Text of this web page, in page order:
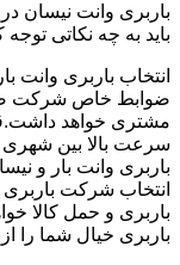
باربری وانت نیسان
باید به چه نکاتی توجه
انتخاب باربری وانت
ضوابط خاص شرکت
مشتری خواهد
سرعت بالا بین
باربری وانت بار و
انتخاب شرکت
باربری و حمل کالا
باربری خیال شما را